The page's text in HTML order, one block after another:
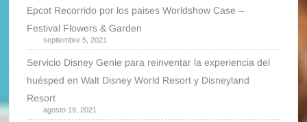
Epcot Recorrido por los paises Worldshow Case –
Festival Flowers & Garden
septiembre 5, 2021
Servicio Disney Genie para reinventar la experiencia del
huésped en Walt Disney World Resort y Disneyland
Resort
agosto 19, 2021